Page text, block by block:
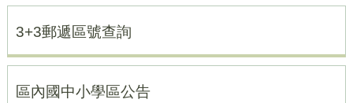
3+3郵遞區號查詢
區內國中小學區公告